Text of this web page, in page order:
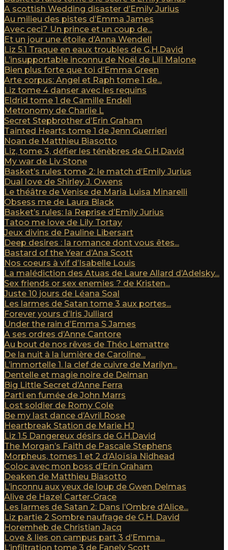
A scottish Wedding disaster d’Emily Jurius
Au milieu des pistes d’Emma James
Avec ceci? Un prince et un coup de...
Et un jour une étoile d’Anna Wendell
Liz 5.1 Traque en eaux troubles de G.H.David
L’insupportable inconnu de Noël de Lili Malone
Bien plus forte que toi d’Emma Green
Arte corpus: Angel et Raph tome 1 de...
Liz tome 4 danser avec les requins
Eldrid tome 1 de Camille Endell
Metronomy de Charlie L
Secret Stepbrother d’Erin Graham
Tainted Hearts tome 1 de Jenn Guerrieri
Noan de Matthieu Biasotto
Liz, tome 3, défier les ténèbres de G.H.David
My war de Liv Stone
Basket’s rules tome 2: le match d’Emily Jurius
Dual love de Shirley J. Owens
Le théâtre de Venise de Maria Luisa Minarelli
Obsess me de Laura Black
Basket’s rules: la Reprise d’Emily Jurius
Tatoo me love de Lily Tortay
Jeux divins de Pauline Libersart
Deep desires : la romance dont vous êtes...
Bastard of the Year d’Ana Scott
Nos coeurs à vif d’Isabelle Louis
La malédiction des Atuas de Laure Allard d’Adelsky...
Sex friends or sex enemies ? de Kristen...
Juste 10 jours de Léana Soal
Les larmes de Satan tome 3 aux portes...
Forever yours d’Iris Julliard
Under the rain d’Emma S James
A ses ordres d’Anne Cantore
Au bout de nos rêves de Théo Lemattre
De la nuit à la lumière de Caroline...
L’immortelle 1. la clef de cuivre de Marilyn...
Dentelle et magie noire de Delman
Big Little Secret d’Anne Ferra
Parti en fumée de John Marrs
Lost soldier de Romy Cole
Be my last dance d’Avril Rose
Heartbreak Station de Marie HJ
Liz 1.5 Dangereux désirs de G.H.David
The Morgan’s Faith de Pascale Stephens
Morpheus, tomes 1 et 2 d’Aloïsia Nidhead
Coloc avec mon boss d’Erin Graham
Deaken de Matthieu Biasotto
L’inconnu aux yeux de loup de Gwen Delmas
Alive de Hazel Carter-Grace
Les larmes de Satan 2: Dans l’Ombre d’Alice...
Liz partie 2 Sombre naufrage de G.H. David
Horemheb de Christian Jacq
Love & lies on campus part 3 d’Emma...
L’infiltration tome 3 de Fanely Scott